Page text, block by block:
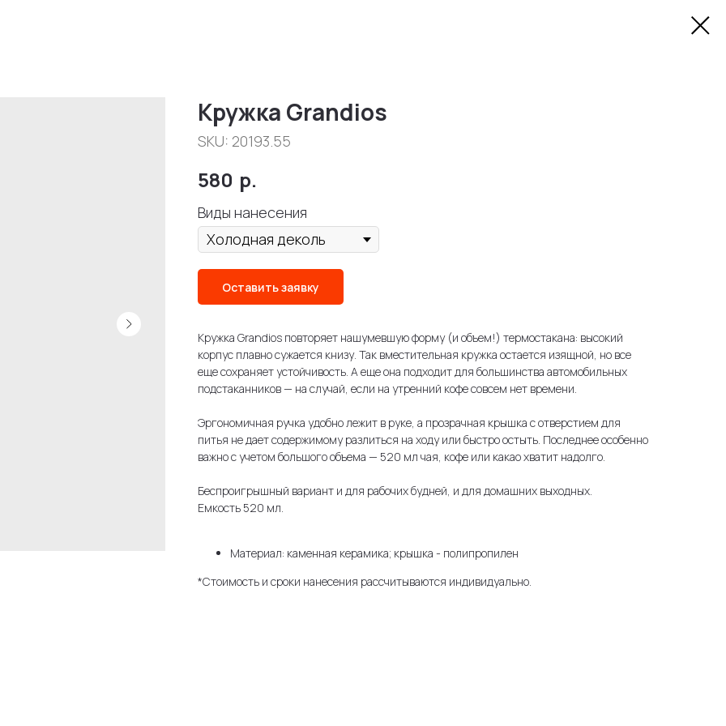
Кружка Grandios
SKU: 20193.55
580 р.
Виды нанесения
Оставить заявку
Кружка Grandios повторяет нашумевшую форму (и объем!) термостакана: высокий
корпус плавно сужается книзу. Так вместительная кружка остается изящной, но все
еще сохраняет устойчивость. А еще она подходит для большинства автомобильных
подстаканников — на случай, если на утренний кофе совсем нет времени.
Эргономичная ручка удобно лежит в руке, а прозрачная крышка с отверстием для
питья не дает содержимому разлиться на ходу или быстро остыть. Последнее особенно
важно с учетом большого объема — 520 мл чая, кофе или какао хватит надолго.
Беспроигрышный вариант и для рабочих будней, и для домашних выходных.
Емкость 520 мл.
Материал: каменная керамика; крышка - полипропилен
*Стоимость и сроки нанесения рассчитываются индивидуально.